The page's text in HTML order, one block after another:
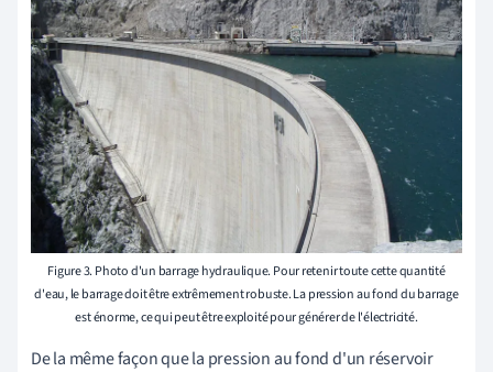
Figure 3. Photo d'un barrage hydraulique. Pour retenir toute cette quantité
d'eau, le barrage doit être extrêmement robuste. La pression au fond du barrage
est énorme, ce qui peut être exploité pour générer de l'électricité.
De la même façon que la pression au fond d'un réservoir